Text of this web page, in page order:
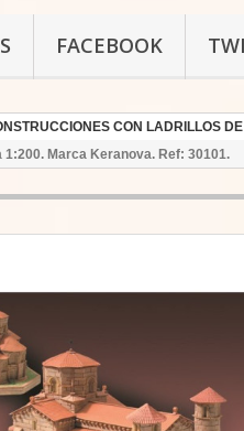
FACEBOOK
CON LADRILLOS
Marca Keranova. Ref: 30101.